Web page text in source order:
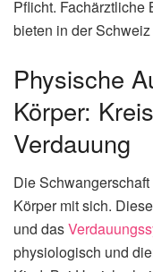
Pflicht. Fachärztliche
bieten in der
Physische
Körper:
Verdauung
Die
Körper mit sich.
und das
physiologisch und